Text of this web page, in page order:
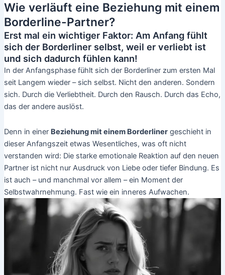
Wie verläuft eine Beziehung mit einem
Borderline-Partner?
Erst mal ein wichtiger Faktor: Am Anfang fühlt
sich der Borderliner selbst, weil er verliebt ist
und sich dadurch fühlen kann!
In der Anfangsphase fühlt sich der Borderliner zum ersten Mal
seit Langem wieder – sich selbst. Nicht den anderen. Sondern
sich. Durch die Verliebtheit. Durch den Rausch. Durch das Echo,
das der andere auslöst.
Denn in einer Beziehung mit einem Borderlinergeschieht in
dieser Anfangszeit etwas Wesentliches, was oft nicht
verstanden wird: Die starke emotionale Reaktion auf den neuen
Partner ist nicht nur Ausdruck von Liebe oder tiefer Bindung. Es
ist auch – und manchmal vor allem – ein Moment der
Selbstwahrnehmung. Fast wie ein inneres Aufwachen.